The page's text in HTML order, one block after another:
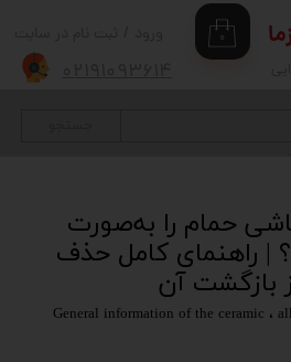
۰
حمام را به‌صورت
| راهنمای کامل حذف
بازگشت آن
General information of the ceramic ،